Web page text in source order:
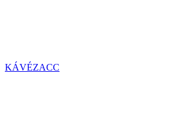
KÁVÉZACC